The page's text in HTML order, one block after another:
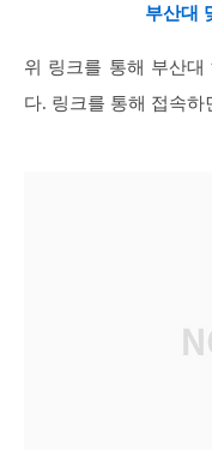
부산대
위 링크를 통해 부산대
다. 링크를 통해 접속